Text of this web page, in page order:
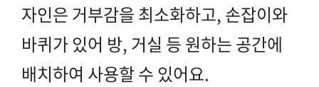
자인은 거부감을 최소화하고, 손잡이와
바퀴가 있어 방, 거실 등 원하는 공간에
배치하여 사용할 수 있어요.